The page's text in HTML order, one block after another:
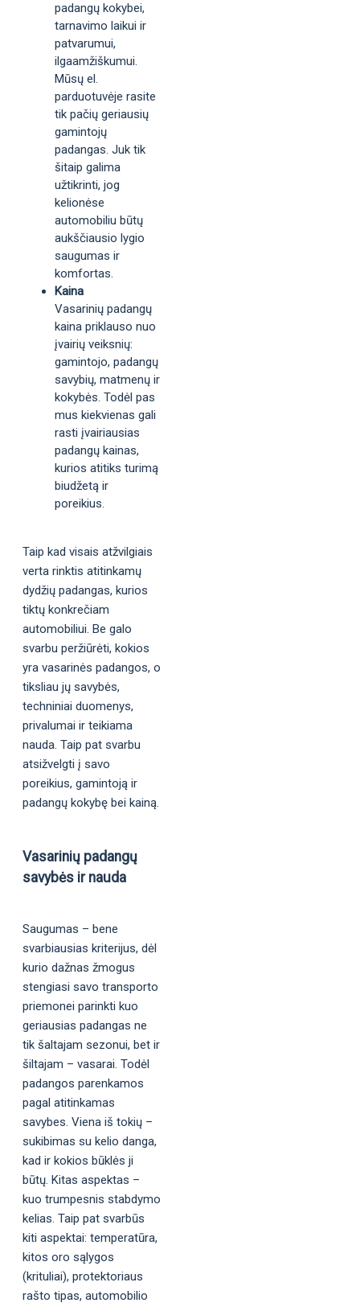
padangų kokybei,
tarnavimo laikui ir
patvarumui,
ilgaamžiškumui.
Mūsų el.
parduotuvėje rasite
tik pačių geriausių
gamintojų
padangas. Juk tik
šitaip galima
užtikrinti, jog
kelionėse
automobiliu būtų
aukščiausio lygio
saugumas ir
komfortas.
Kaina
Vasarinių padangų
kaina priklauso nuo
įvairių veiksnių:
gamintojo, padangų
savybių, matmenų ir
kokybės. Todėl pas
mus kiekvienas gali
rasti įvairiausias
padangų kainas,
kurios atitiks turimą
biudžetą ir
poreikius.
Taip kad visais atžvilgiais
verta rinktis atitinkamų
dydžių padangas, kurios
tiktų konkrečiam
automobiliui. Be galo
svarbu peržiūrėti, kokios
yra vasarinės padangos, o
tiksliau jų savybės,
techniniai duomenys,
privalumai ir teikiama
nauda. Taip pat svarbu
atsižvelgti į savo
poreikius, gamintoją ir
padangų kokybę bei kainą.
Vasarinių padangų
savybės ir nauda
Saugumas – bene
svarbiausias kriterijus, dėl
kurio dažnas žmogus
stengiasi savo transporto
priemonei parinkti kuo
geriausias padangas ne
tik šaltajam sezonui, bet ir
šiltajam – vasarai. Todėl
padangos parenkamos
pagal atitinkamas
savybes. Viena iš tokių –
sukibimas su kelio danga,
kad ir kokios būklės ji
būtų. Kitas aspektas –
kuo trumpesnis stabdymo
kelias. Taip pat svarbūs
kiti aspektai: temperatūra,
kitos oro sąlygos
(krituliai), protektoriaus
rašto tipas, automobilio